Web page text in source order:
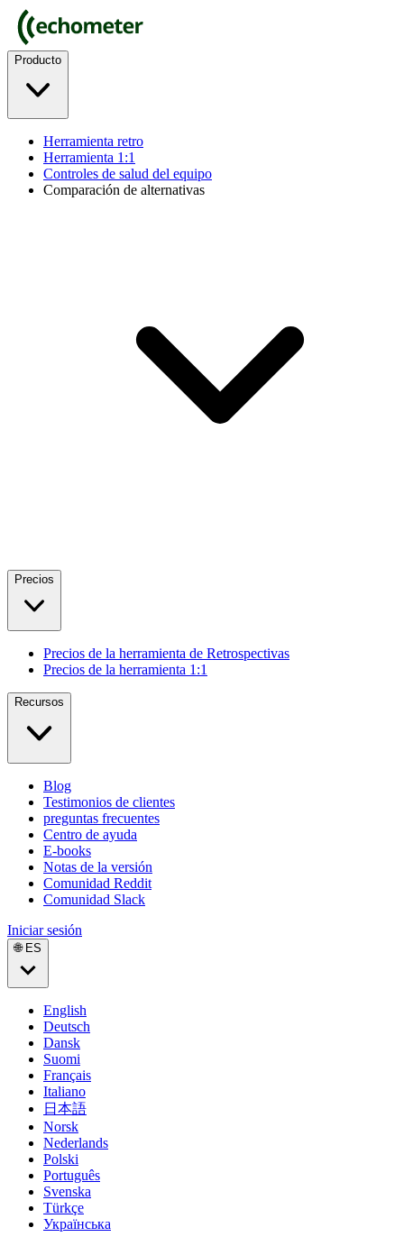
Producto
Herramienta retro
Herramienta 1:1
Controles de salud del equipo
Comparación de alternativas
Precios
Precios de la herramienta de Retrospectivas
Precios de la herramienta 1:1
Recursos
Blog
Testimonios de clientes
preguntas frecuentes
Centro de ayuda
E-books
Notas de la versión
Comunidad Reddit
Comunidad Slack
Iniciar sesión
🌐 ES
English
Deutsch
Dansk
Suomi
Français
Italiano
日本語
Norsk
Nederlands
Polski
Português
Svenska
Türkçe
Українська